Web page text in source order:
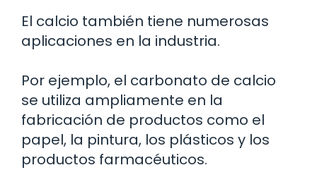
El calcio también tiene numerosas
aplicaciones en la industria.
Por ejemplo, el carbonato de calcio
se utiliza ampliamente en la
fabricación de productos como el
papel, la pintura, los plásticos y los
productos farmacéuticos.